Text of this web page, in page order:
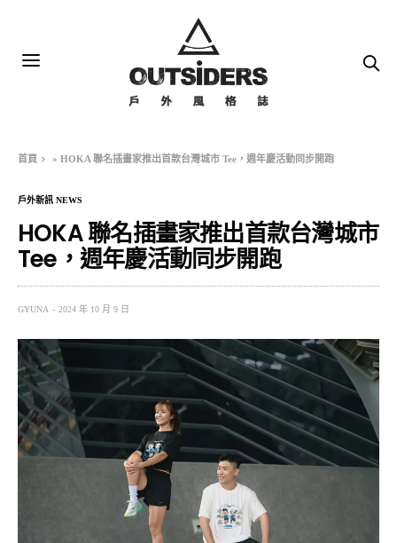
首頁 »HOKA 聯名插畫家推出首款台灣城市 Tee，週年慶活動同步開跑
戶外新訊 NEWS
HOKA 聯名插畫家推出首款台灣城市
Tee，週年慶活動同步開跑
GYUNA 2024 年 10 月 9 日